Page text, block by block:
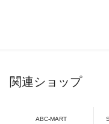
関連ショップ
ABC-MART